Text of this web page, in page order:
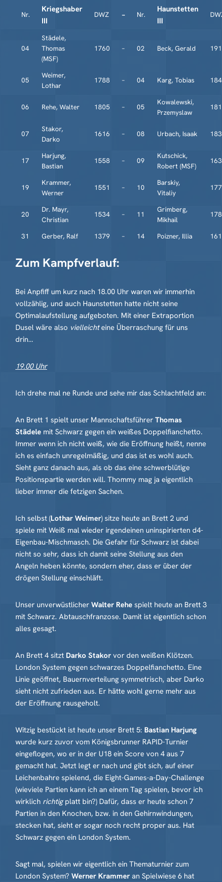
Nr.
Kriegshaber
III
DWZ – Nr.
Haunstetten
III
04
Städele,
Thomas
(MSF)
1760 – 02 Beck, Gerald
05
Weimer,
Lothar
1788 – 04 Karg, Tobias
06 Rehe, Walter 1805 – 05
Kowalewski,
Przemyslaw
07
Stakor,
Darko
1616 – 08 Urbach, Isaak
17
Harjung,
Bastian
1558 – 09
Kutschick,
Robert (MSF)
19
Krammer,
Werner
1551 – 10
Barskiy,
Vitaliy
20
Dr. Mayr,
Christian
1534 – 11
Grimberg,
Mikhail
31 Gerber, Ralf 1379 – 14 Poizner, Illia
Zum Kampfverlauf:
Bei Anpfiff um kurz nach 18.00 Uhr waren wir immerhin
vollzählig, und auch Haunstetten hatte nicht seine
Optimalaufstellung aufgeboten. Mit einer Extraportion
Dusel wäre also vielleichteine Überraschung für uns
drin…
19.00 Uhr
Ich drehe mal ne Runde und sehe mir das Schlachtfeld an:
An Brett 1 spielt unser Mannschaftsführer Thomas
Städele mit Schwarz gegen ein weißes Doppelfianchetto.
Immer wenn ich nicht weiß, wie die Eröffnung heißt, nenne
ich es einfach unregelmäßig, und das ist es wohl auch.
Sieht ganz danach aus, als ob das eine schwerblütige
Positionspartie werden will. Thommy mag ja eigentlich
lieber immer die fetzigen Sachen.
Ich selbst (Lothar Weimer) sitze heute an Brett 2 und
spiele mit Weiß mal wieder irgendeinen uninspirierten d4-
Eigenbau-Mischmasch. Die Gefahr für Schwarz ist dabei
nicht so sehr, dass ich damit seine Stellung aus den
Angeln heben könnte, sondern eher, dass er über der
drögen Stellung einschläft.
Unser unverwüstlicher Walter Rehe spielt heute an Brett 3
mit Schwarz. Abtauschfranzose. Damit ist eigentlich schon
alles gesagt.
An Brett 4 sitzt Darko Stakor vor den weißen Klötzen.
London System gegen schwarzes Doppelfianchetto. Eine
Linie geöffnet, Bauernverteilung symmetrisch, aber Darko
sieht nicht zufrieden aus. Er hätte wohl gerne mehr aus
der Eröffnung rausgeholt.
Witzig bestückt ist heute unser Brett 5: Bastian Harjung
wurde kurz zuvor vom Königsbrunner RAPID-Turnier
eingeflogen, wo er in der U18 ein Score von 4 aus 7
gemacht hat. Jetzt legt er nach und gibt sich, auf einer
Leichenbahre spielend, die Eight-Games-a-Day-Challenge
(wieviele Partien kann ich an einem Tag spielen, bevor ich
wirklich richtigplatt bin?) Dafür, dass er heute schon 7
Partien in den Knochen, bzw. in den Gehirnwindungen,
stecken hat, sieht er sogar noch recht proper aus. Hat
Schwarz gegen ein London System.
Sagt mal, spielen wir eigentlich ein Thematurnier zum
London System? Werner Krammer an Spielwiese 6 hat